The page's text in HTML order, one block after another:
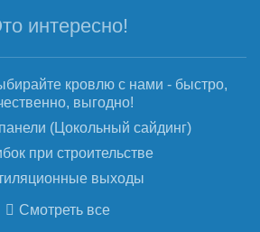
интересно!
кровлю с нами - быстро,
выгодно!
(Цокольный сайдинг)
при строительстве
выходы
Смотреть все